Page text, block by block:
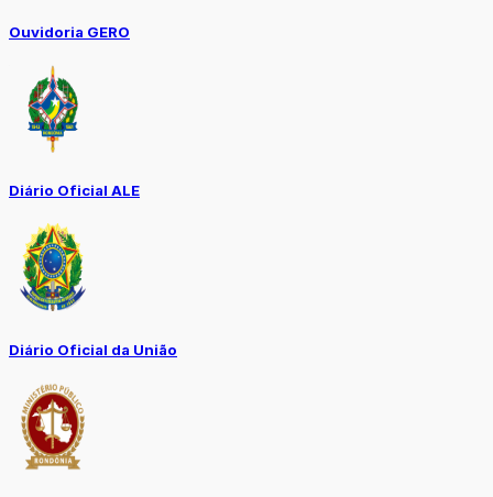
Ouvidoria GERO
Diário Oficial ALE
Diário Oficial da União